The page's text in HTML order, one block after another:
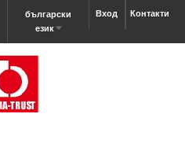
Контакти
Вход
български
език